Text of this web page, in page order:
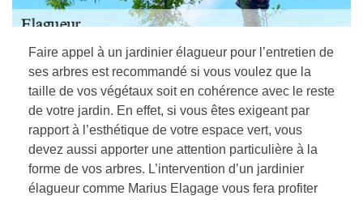
Faire appel à un jardinier élagueur pour l’entretien de
ses arbres est recommandé si vous voulez que la
taille de vos végétaux soit en cohérence avec le reste
de votre jardin. En effet, si vous êtes exigeant par
rapport à l’esthétique de votre espace vert, vous
devez aussi apporter une attention particulière à la
forme de vos arbres. L’intervention d’un jardinier
élagueur comme Marius Elagage vous fera profiter